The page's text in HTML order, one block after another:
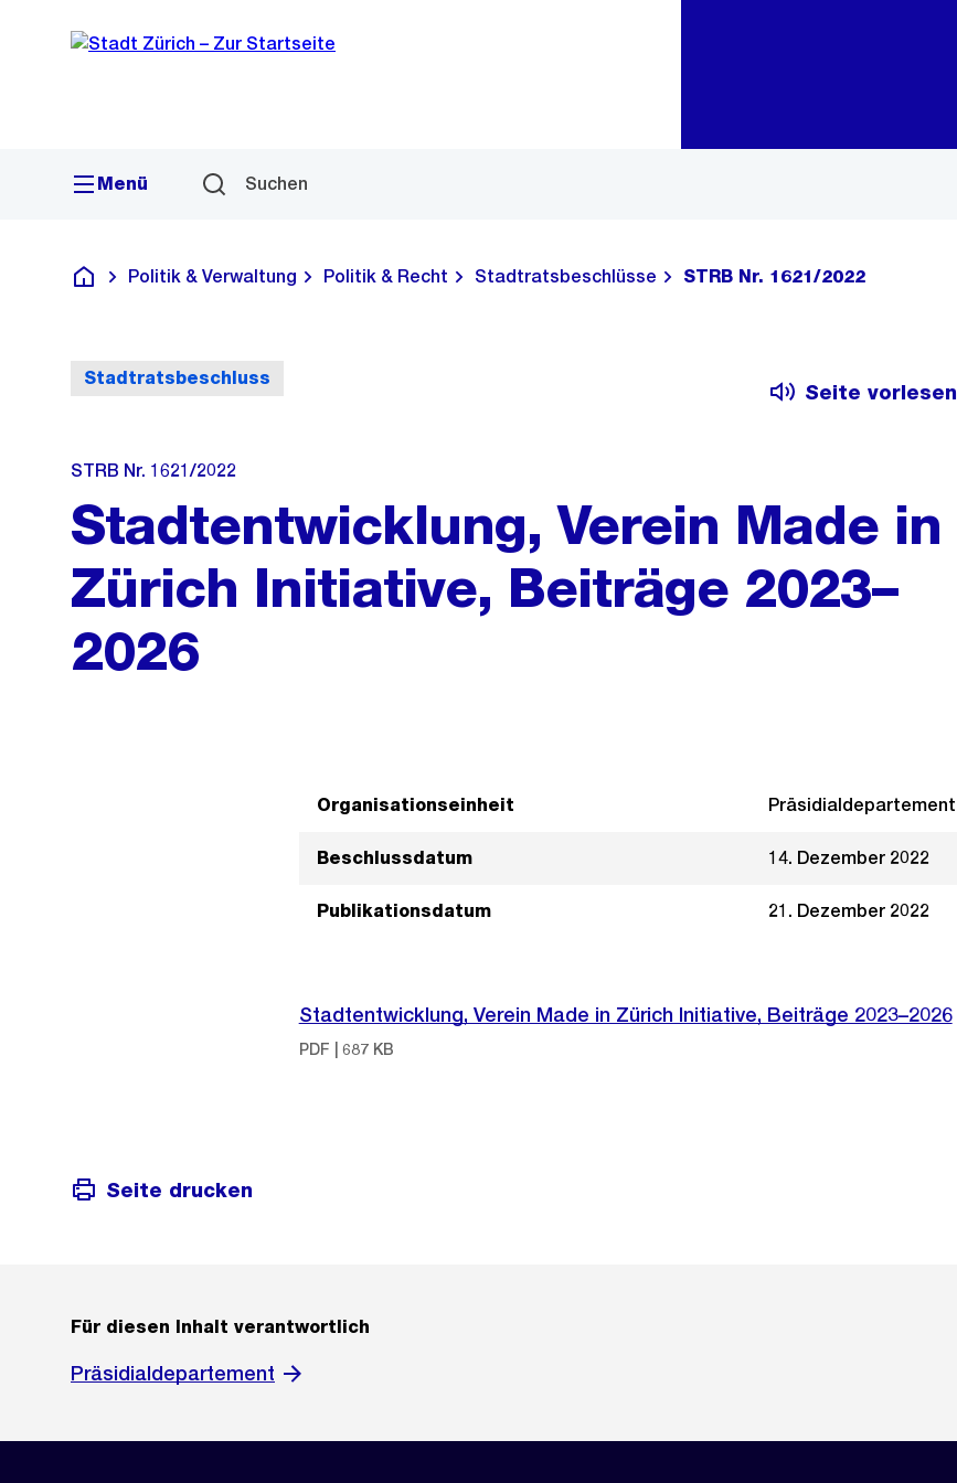
Navigation
Sprunglink
Menü Suchen
Deutsch
Politik & Verwaltung Politik & Recht Stadtratsbeschlüsse STRB Nr. 1621/2022
Stadtratsbeschluss
Seite vorlesen
STRB Nr. 1621/2022
Stadtentwicklung, Verein Made in
Zürich Initiative, Beiträge 2023–
2026
Organisationseinheit Präsidialdepartement
Beschlussdatum 14. Dezember 2022
Publikationsdatum 21. Dezember 2022
Stadtentwicklung, Verein Made in Zürich Initiative, Beiträge 2023–2026
PDF | 687 KB
Seite drucken
Für diesen Inhalt verantwortlich
Präsidialdepartement